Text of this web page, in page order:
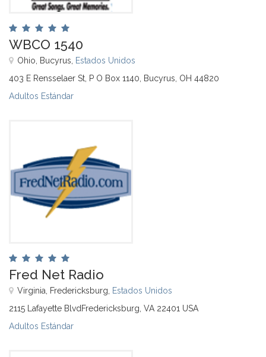
WBCO 1540
Ohio, Bucyrus, Estados Unidos
403 E Rensselaer St, P O Box 1140, Bucyrus, OH 44820
Adultos Estándar
Fred Net Radio
Virginia, Fredericksburg, Estados Unidos
2115 Lafayette BlvdFredericksburg, VA 22401 USA
Adultos Estándar